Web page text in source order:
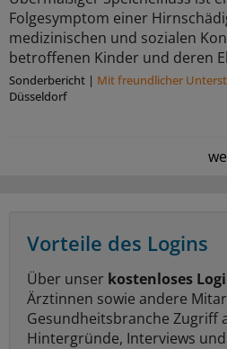
Folgesymptom einer
medizinischen und sozialen
betroffenen Kinder und deren
Sonderbericht | Mit freundlicher
Düsseldorf
Vorteile des Logins
Über unser kostenloses
Ärztinnen sowie andere
Gesundheitsbranche Zugriff
Hintergründe, Interviews